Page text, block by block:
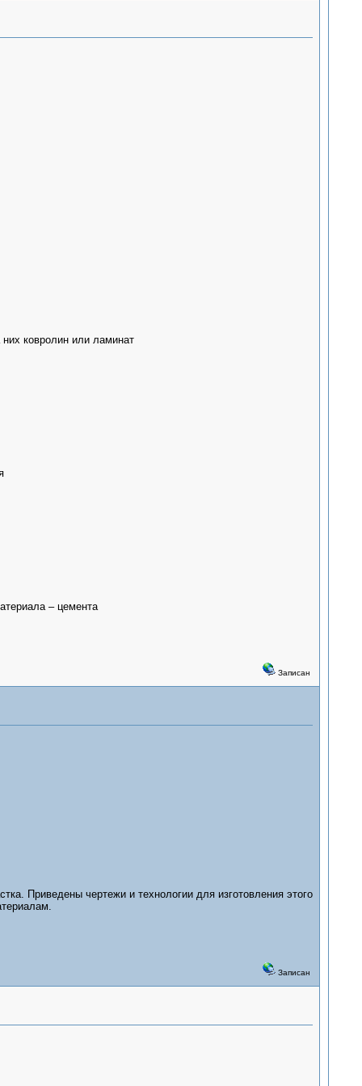
ковролин или ламинат
– цемента
Записан
Приведены чертежи и технологии для изготовления этого
Записан